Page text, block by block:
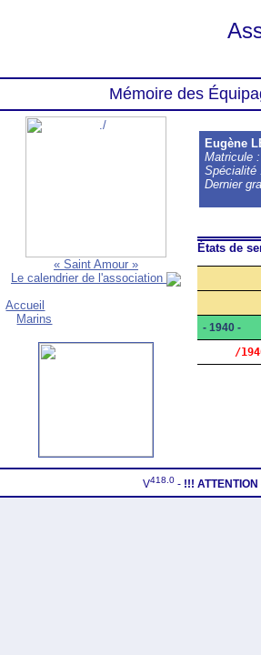
Mémoire des
« Saint Amour »
Le calendrier de l'association
Accueil
Marins
Eugène
Matricule
Spécialité
Dernier
États de
- 1940 -
/
V418.0 - !!!